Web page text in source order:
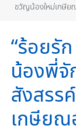
ขวัญน้องใหม่เกษีย
“ร้อยรั
น้องพี่จั
สังสรร
เกษียณ